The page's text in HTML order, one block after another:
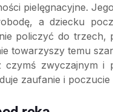
pielęgnacyjne.
a dziecku
policzyć do trzech,
towarzyszy temu
zwyczajnym i
zaufanie i poczucie